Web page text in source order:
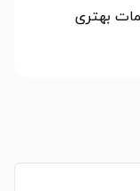
بهتری